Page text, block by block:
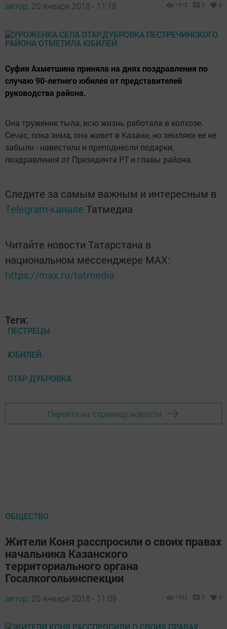
автор, 20 января 2018 - 11:18 1512 0 0
Суфия Ахметшина приняла на днях поздравления по
случаю 90-летнего юбилея от представителей
руководства района.
Она труженик тыла, всю жизнь работала в колхозе.
Сечас, пока зима, она живет в Казани, но земляки ее не
забыли - навестили и преподнесли подарки,
поздравления от Президента РТ и главы района.
Следите за самым важным и интересным в
Telegram-канале Татмедиа
Читайте новости Татарстана в
национальном мессенджере MАХ:
https://max.ru/tatmedia
Теги:
ПЕСТРЕЦЫ
ЮБИЛЕЙ
ОТАР ДУБРОВКА
Перейти на страницу новости
ОБЩЕСТВО
Жители Коня расспросили о своих правах
начальника Казанского
территориального органа
Госалкогольинспекции
автор, 20 января 2018 - 11:09 1622 0 0